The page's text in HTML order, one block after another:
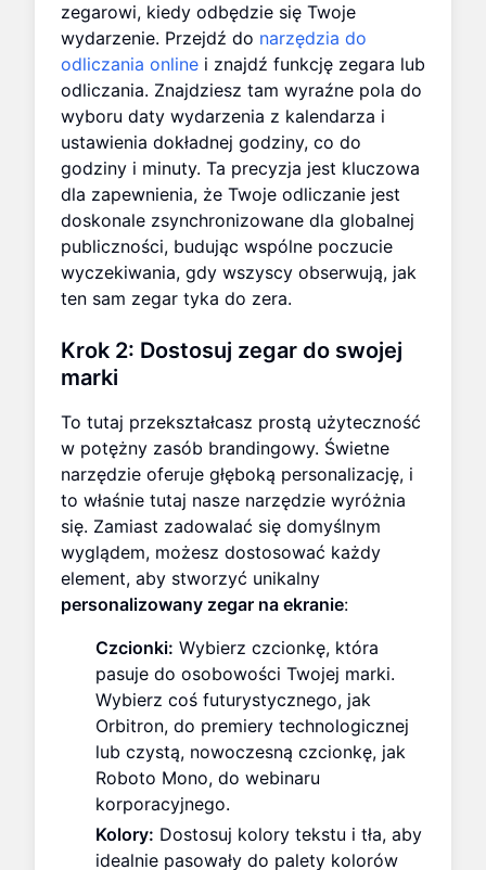
zegarowi, kiedy odbędzie się Twoje
wydarzenie. Przejdź do narzędzia do
odliczania online i znajdź funkcję zegara lub
odliczania. Znajdziesz tam wyraźne pola do
wyboru daty wydarzenia z kalendarza i
ustawienia dokładnej godziny, co do
godziny i minuty. Ta precyzja jest kluczowa
dla zapewnienia, że Twoje odliczanie jest
doskonale zsynchronizowane dla globalnej
publiczności, budując wspólne poczucie
wyczekiwania, gdy wszyscy obserwują, jak
ten sam zegar tyka do zera.
Krok 2: Dostosuj zegar do swojej
marki
To tutaj przekształcasz prostą użyteczność
w potężny zasób brandingowy. Świetne
narzędzie oferuje głęboką personalizację, i
to właśnie tutaj nasze narzędzie wyróżnia
się. Zamiast zadowalać się domyślnym
wyglądem, możesz dostosować każdy
element, aby stworzyć unikalny
personalizowany zegar na ekranie:
Czcionki: Wybierz czcionkę, która
pasuje do osobowości Twojej marki.
Wybierz coś futurystycznego, jak
Orbitron, do premiery technologicznej
lub czystą, nowoczesną czcionkę, jak
Roboto Mono, do webinaru
korporacyjnego.
Kolory: Dostosuj kolory tekstu i tła, aby
idealnie pasowały do palety kolorów